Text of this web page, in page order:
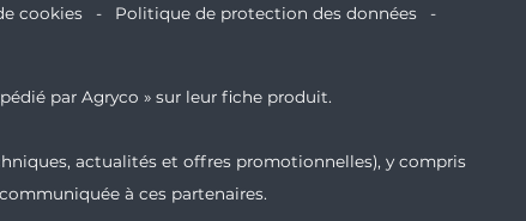
cookies
Politique de protection des données
par Agryco » sur leur fiche produit.
actualités et offres promotionnelles), y compris
à ces partenaires.